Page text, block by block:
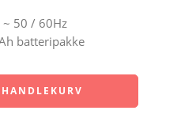
~ 50 / 60Hz
batteripakke